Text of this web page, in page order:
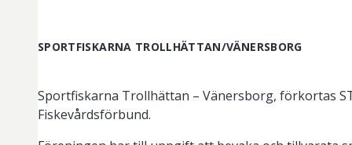
SPORTFISKARNA TROLLHÄTTAN/VÄNERSBORG
Sportfiskarna Trollhättan – Vänersborg, förkortas
Fiskevårdsförbund.